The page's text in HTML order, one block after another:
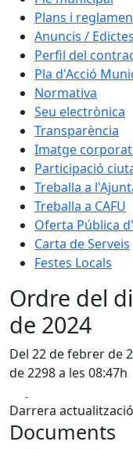
Plans i
Anuncis / Edictes
Perfil del
Pla d'Acció
Normativa
Seu electrònica
Transparència
Imatge
Participació
Treballa a
Treballa a CAFU
Oferta Pública
Carta de Serveis
Festes Locals
Ordre del
de 2024
Del 22 de febrer de
de 2298 a les 08:47h
Darrera
Documents